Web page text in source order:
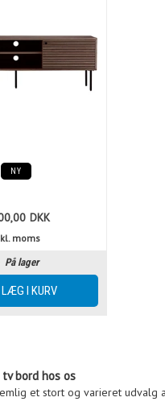
NY
DKK
moms
På lager
bord hos os
et stort og varieret udvalg